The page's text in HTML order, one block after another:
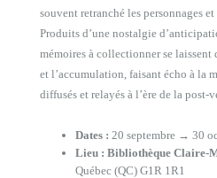
souvent retranché les personnages
Produits d’une nostalgie
mémoires à collectionner se
et l’accumulation, faisant écho à la
diffusés et relayés à l’ère de la post-
Dates : 20 septembre → 30
Lieu : Bibliothèque Claire-
Québec (QC) G1R 1R1